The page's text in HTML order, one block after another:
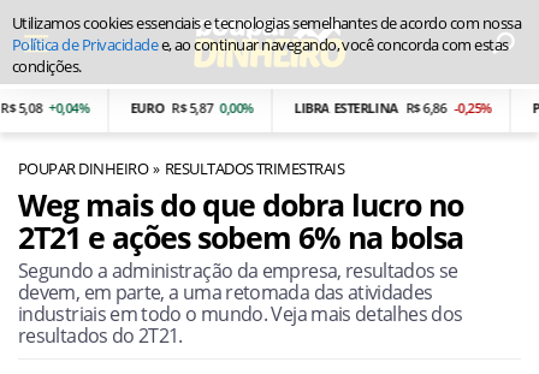
+0,04% EURO R$ 5,87 0,00% LIBRA ESTERLINA R$ 6,86 -0,25%
POUPAR DINHEIRO RESULTADOS TRIMESTRAIS
Weg mais do que dobra lucro no
2T21 e ações sobem 6% na bolsa
Segundo a administração da empresa, resultados se
devem, em parte, a uma retomada das atividades
industriais em todo o mundo. Veja mais detalhes dos
resultados do 2T21.
Utilizamos cookies essenciais e tecnologias semelhantes de acordo com nossa
Política de Privacidadee, ao continuar navegando, você concorda com estas
condições.